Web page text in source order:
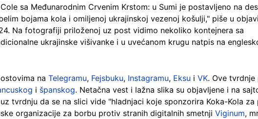
sa Međunarodnim Crvenim Krstom: u Sumi je postavljeno na
bojama kola i omiljenoj ukrajinskoj vezenoj košulji," piše u objavi
Na fotografiji priloženoj uz post vidimo nekoliko kontejnera sa
ukrajinske višivanke i u uvećanom krugu natpis na
na Telegramu, Fejsbuku, Instagramu, Eksu i VK. Ove tvrdnje
i španskog. Netačna vest i lažna slika su objavljene i na
tvrdnju da se na slici vide "hladnjaci koje sponzorira Koka-Kola za
organizacije za borbu protiv stranih digitalnih smetnji Viginum,